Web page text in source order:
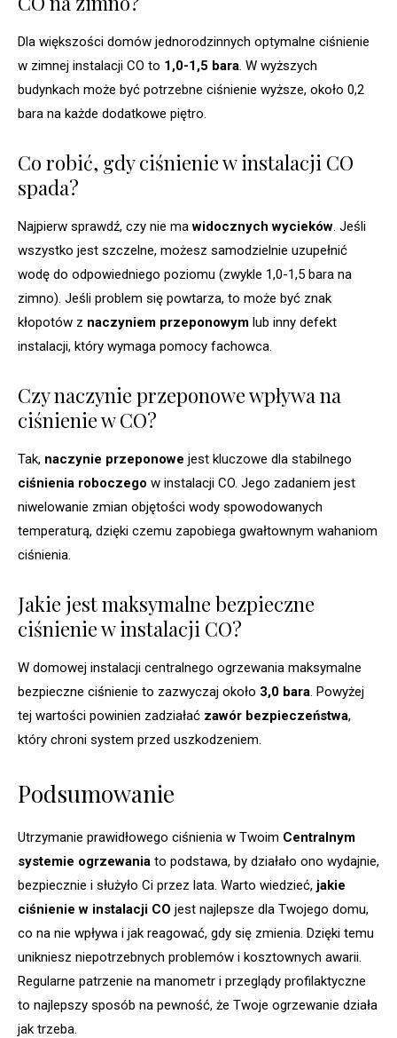
Dla większości domów jednorodzinnych optymalne ciśnienie
w zimnej instalacji CO to 1,0-1,5 bara. W wyższych
budynkach może być potrzebne ciśnienie wyższe, około 0,2
bara na każde dodatkowe piętro.
Co robić, gdy ciśnienie w instalacji CO
spada?
Najpierw sprawdź, czy nie mawidocznych wycieków. Jeśli
wszystko jest szczelne, możesz samodzielnie uzupełnić
wodę do odpowiedniego poziomu (zwykle 1,0-1,5 bara na
zimno). Jeśli problem się powtarza, to może być znak
kłopotów z naczyniem przeponowym lub inny defekt
instalacji, który wymaga pomocy fachowca.
Czy naczynie przeponowe wpływa na
ciśnienie w CO?
Tak, naczynie przeponowe jest kluczowe dla stabilnego
ciśnienia roboczego w instalacji CO. Jego zadaniem jest
niwelowanie zmian objętości wody spowodowanych
temperaturą, dzięki czemu zapobiega gwałtownym wahaniom
ciśnienia.
Jakie jest maksymalne bezpieczne
ciśnienie w instalacji CO?
W domowej instalacji centralnego ogrzewania maksymalne
bezpieczne ciśnienie to zazwyczaj około 3,0 bara. Powyżej
tej wartości powinien zadziałać zawór bezpieczeństwa,
który chroni system przed uszkodzeniem.
Podsumowanie
Utrzymanie prawidłowego ciśnienia w Twoim Centralnym
systemie ogrzewania to podstawa, by działało ono wydajnie,
bezpiecznie i służyło Ci przez lata. Warto wiedzieć, jakie
ciśnienie w instalacji CO jest najlepsze dla Twojego domu,
co na nie wpływa i jak reagować, gdy się zmienia. Dzięki temu
unikniesz niepotrzebnych problemów i kosztownych awarii.
Regularne patrzenie na manometr i przeglądy profilaktyczne
to najlepszy sposób na pewność, że Twoje ogrzewanie działa
jak trzeba.